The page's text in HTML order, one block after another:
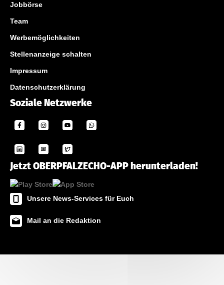
Jobbörse
Team
Werbemöglichkeiten
Stellenanzeige schalten
Impressum
Datenschutzerklärung
Soziale Netzwerke
Jetzt OBERPFALZECHO-APP herunterladen!
Unsere News-Services für Euch
Mail an die Redaktion